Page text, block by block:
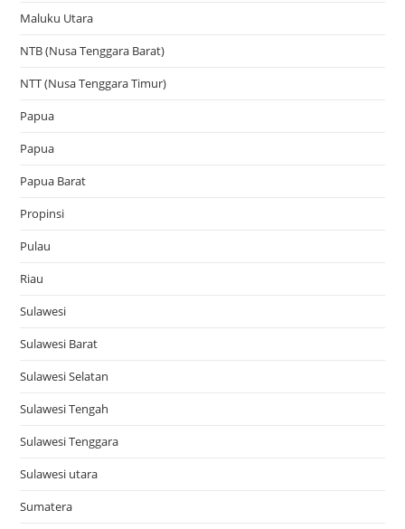
Maluku Utara
NTB (Nusa Tenggara Barat)
NTT (Nusa Tenggara Timur)
Papua
Papua
Papua Barat
Propinsi
Pulau
Riau
Sulawesi
Sulawesi Barat
Sulawesi Selatan
Sulawesi Tengah
Sulawesi Tenggara
Sulawesi utara
Sumatera